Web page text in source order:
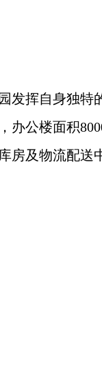
发挥自身独特
办公楼面积
房及物流配送